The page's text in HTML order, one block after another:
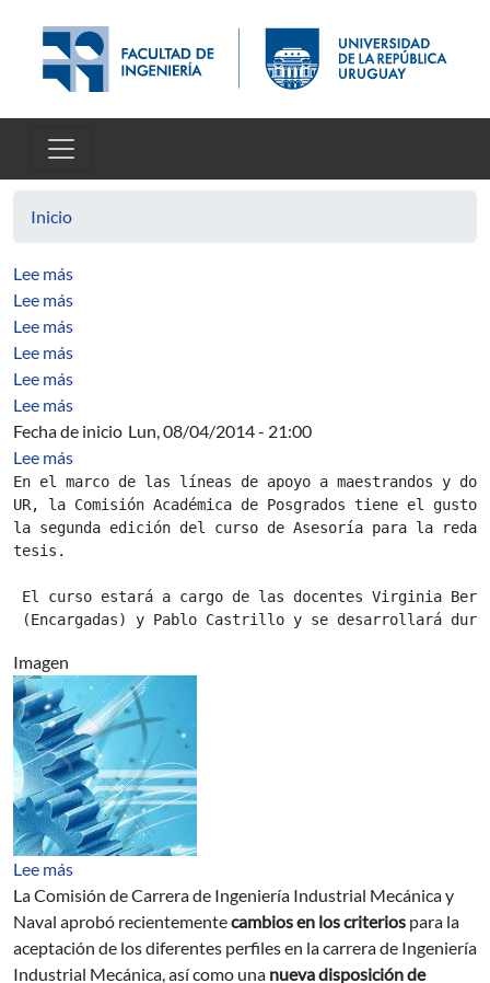
Inicio
Lee mássobre Pruebas unitarias en Java: Cubrimiento de
Lee mássobre Pruebas unitarias en Java: Data-Driven con
Lee mássobre An analysis of code defects injection and removal
Lee mássobre PSPdc: An Adaptation of the PSP to Incorporate
Lee mássobre A Cross Course Analysis of Product Quality
Lee mássobre Análisis de la calidad de datos en experimentos
Fecha de inicio Lun, 08/04/2014 - 21:00
Lee mássobre Convocatoria Segunda Edición curso Asesoría
UR, la Comisión Académica de Posgrados tiene el gusto
la segunda edición del curso de Asesoría para la
tesis.
El curso estará a cargo de las docentes Virginia
Imagen
Lee mássobre Nuevos Criterios para aprobación de Perfiles
La Comisión de Carrera de Ingeniería Industrial Mecánica y
Naval aprobó recientementecambios en los criterios para la
aceptación de los diferentes perfiles en la carrera de Ingeniería
Industrial Mecánica, así como una nueva disposición de